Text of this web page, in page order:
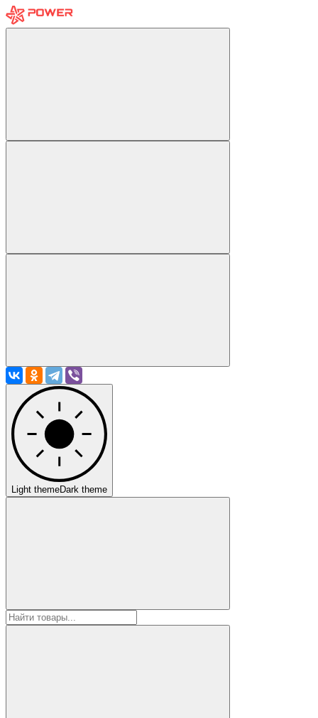
Light themeDark theme